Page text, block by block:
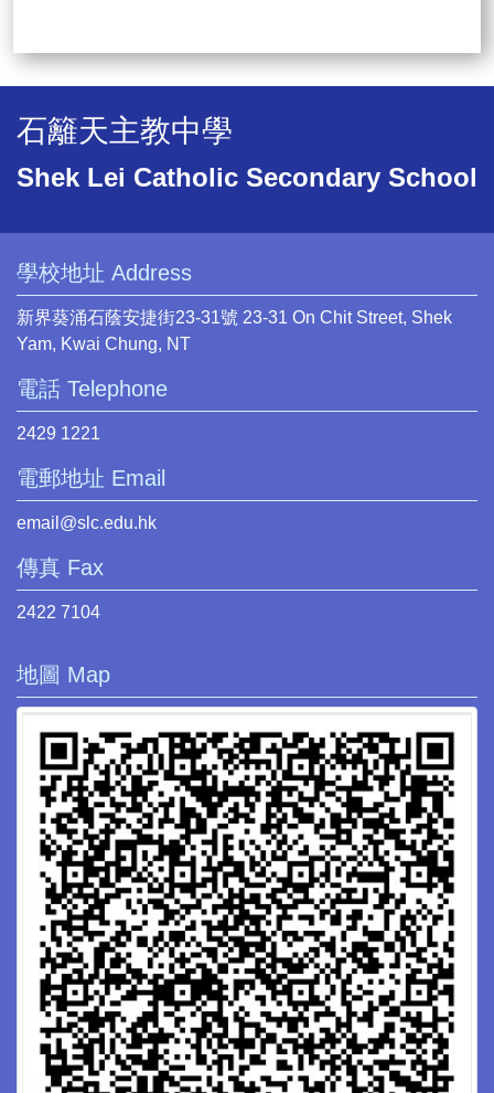
石籬天主教中學
Shek Lei Catholic Secondary School
學校地址 Address
新界葵涌石蔭安捷街23-31號 23-31 On Chit Street, Shek
Yam, Kwai Chung, NT
電話 Telephone
2429 1221
電郵地址 Email
email@slc.edu.hk
傳真 Fax
2422 7104
地圖 Map